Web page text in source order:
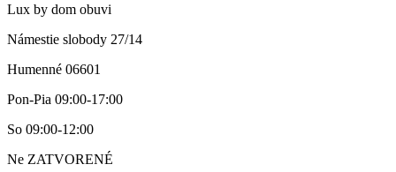
Lux by dom obuvi
Námestie slobody 27/14
Humenné 06601
Pon-Pia 09:00-17:00
So 09:00-12:00
Ne ZATVORENÉ